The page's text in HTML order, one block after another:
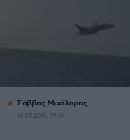
Σάββας Μιχάλαρος
18.05.2016, 19:19